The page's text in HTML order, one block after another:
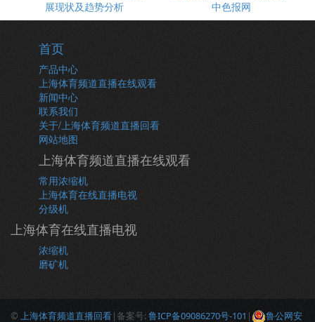
展现状及趋势分析
中色报网
首页
产品中心
上海体育频道直播在线观看
新闻中心
联系我们
关于/上海体育频道直播回看
网站地图
上海体育频道直播在线观看
常用浓缩机
上海体育在线直播电视
分级机
上海体育在线直播电视
浓缩机
磨矿机
© 上海体育频道直播回看|备案号:鲁ICP备09086270号-101 | 鲁公网安